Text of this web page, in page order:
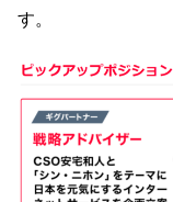
す。